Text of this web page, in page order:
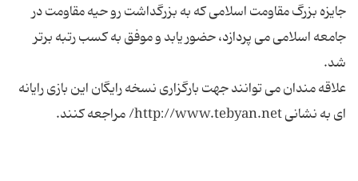
جایزه بزرگ مقاومت اسلامی که به بزرگداشت رو حیه مقاومت در
جامعه اسلامی می پردازد، حضور یابد و موفق به کسب رتبه برتر
علاقه مندان می توانند جهت بارگزاری نسخه رایگان این بازی رایانه
ای به نشانی http://www.tebyan.net/ مراجعه کنند.